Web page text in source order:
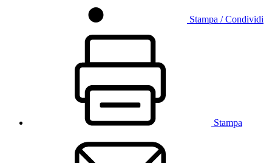
Stampa / Condividi
Stampa